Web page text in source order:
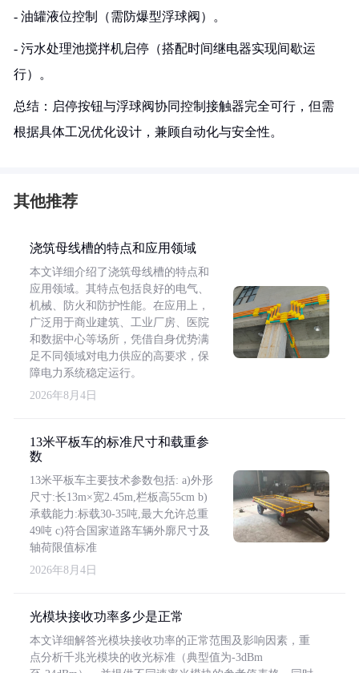
- 油罐液位控制（需防爆型浮球阀）。
- 污水处理池搅拌机启停（搭配时间继电器实现间歇运
行）。
总结：启停按钮与浮球阀协同控制接触器完全可行，但需
根据具体工况优化设计，兼顾自动化与安全性。
其他推荐
浇筑母线槽的特点和应用领域
本文详细介绍了浇筑母线槽的特点和
应用领域。其特点包括良好的电气、
机械、防火和防护性能。在应用上，
广泛用于商业建筑、工业厂房、医院
和数据中心等场所，凭借自身优势满
足不同领域对电力供应的高要求，保
障电力系统稳定运行。
2026年8月4日
13米平板车的标准尺寸和载重参
数
13米平板车主要技术参数包括: a)外形
尺寸:长13m×宽2.45m,栏板高55cm b)
承载能力:标载30-35吨,最大允许总重
49吨 c)符合国家道路车辆外廓尺寸及
轴荷限值标准
2026年8月4日
光模块接收功率多少是正常
本文详细解答光模块接收功率的正常范围及影响因素，重
点分析千兆光模块的收光标准（典型值为-3dBm